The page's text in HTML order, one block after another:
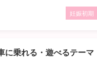
妊娠初期
に乗れる・遊べるテーマ